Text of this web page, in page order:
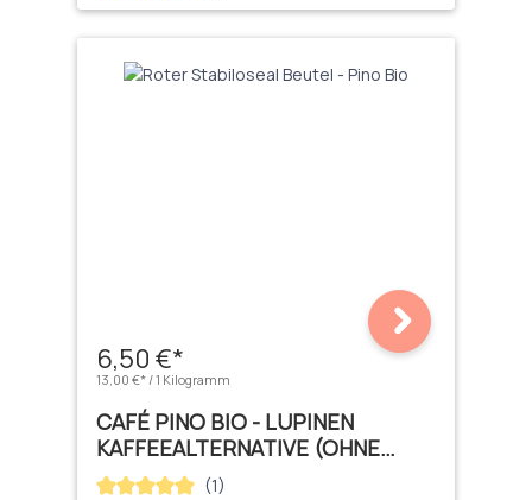
6,50 €*
13,00 €* / 1 Kilogramm
CAFÉ PINO BIO - LUPINEN
KAFFEEALTERNATIVE (OHNE
KOFFEIN)
Durchschnittliche Bewertung von 5 von 5 Sternen
(1)